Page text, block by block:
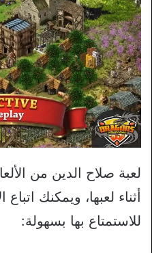
لعبة صلاح الدين من
أثناء لعبها، ويمكنك اتباع
للاستمتاع بها بسهولة: